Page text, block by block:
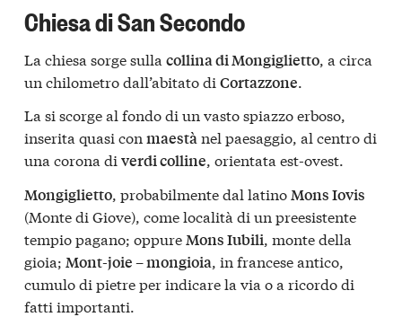
Chiesa di San Secondo
La chiesa sorge sulla collina di Mongiglietto , a circa
un chilometro dall’abitato di Cortazzone
La si scorge al fondo di un vasto spiazzo erboso,
inserita quasi con maestànel paesaggio, al centro di
una corona di verdi colline, orientata est-ovest.
Mongiglietto, probabilmente dal latinoMons Iovis
(Monte di Giove), come località di un preesistente
tempio pagano; oppureMons Iubili, monte della
gioia; Mont-joie – mongioia, in francese antico,
cumulo di pietre per indicare la via o a ricordo di
fatti importanti.